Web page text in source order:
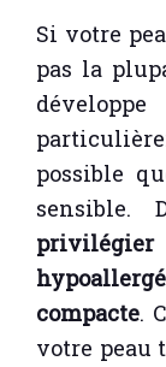
Si votre
pas la
possible
compacte.
votre peau